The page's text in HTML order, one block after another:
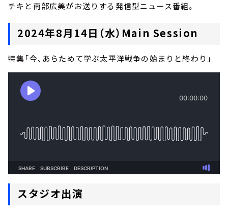
チキと南部広美がお送りする発信型ニュース番組。
2024年8月14日（水）Main Session
特集「今、あらためて学ぶ太平洋戦争の始まりと終わり」
スタジオ出演